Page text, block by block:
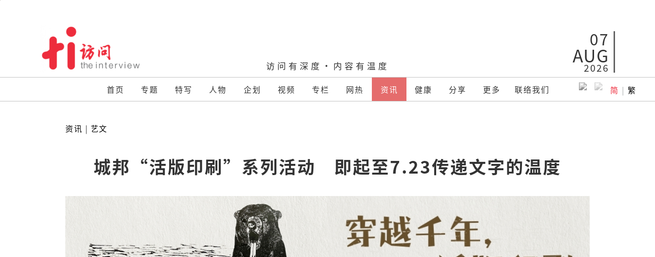
访问有深度·内容有温度
07
AUG
2026
首页 专题 特写 人物 企划 视频 专栏 网热 资讯 健康 分享 更多 联络我们 简 | 繁
资讯 | 艺文
城邦“活版印刷”系列活动　即起至7.23传递文字的温度